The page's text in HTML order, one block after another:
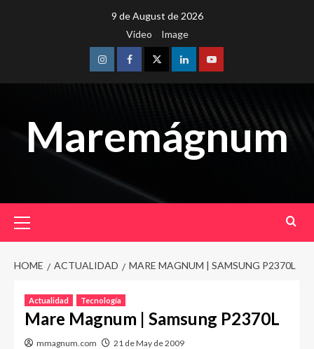
9 de August de 2026
Video
Image
InstagramFacebookTwitterLinkedinYoutube
Maremágnum
Menu
HOME ACTUALIDAD MARE MAGNUM | SAMSUNG P2370L
Actualidad Tecnología
Mare Magnum | Samsung P2370L
mmagnum.com 21 de May de 2009